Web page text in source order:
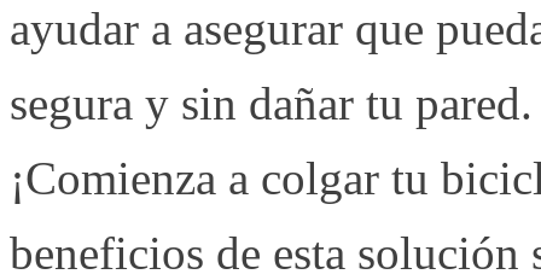
ayudar a asegurar que
segura y sin dañar tu
¡Comienza a colgar tu
beneficios de esta solución